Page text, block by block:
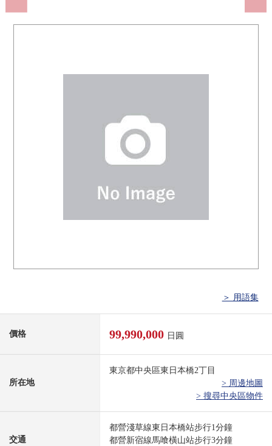
＞ 用語集
價格 99,990,000 日圓
所在地
東京都中央區東日本橋2丁目
> 周邊地圖
> 搜尋中央區物件
交通
都營淺草線東日本橋站步行1分鐘
都營新宿線馬喰橫山站步行3分鐘